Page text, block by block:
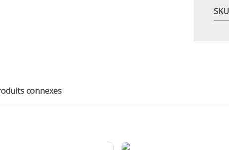
SKU
connexes